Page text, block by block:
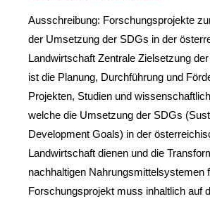
Ausschreibung: Forschungsprojekte
der Umsetzung der SDGs in der
Landwirtschaft Zentrale Zielsetzung
ist die Planung, Durchführung und
Projekten, Studien und
welche die Umsetzung der SDGs
Development Goals) in der
Landwirtschaft dienen und die
nachhaltigen Nahrungsmittelsystemen
Forschungsprojekt muss inhaltlich auf